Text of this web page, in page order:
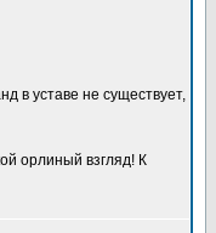
в уставе не существует,
орлиный взгляд! К